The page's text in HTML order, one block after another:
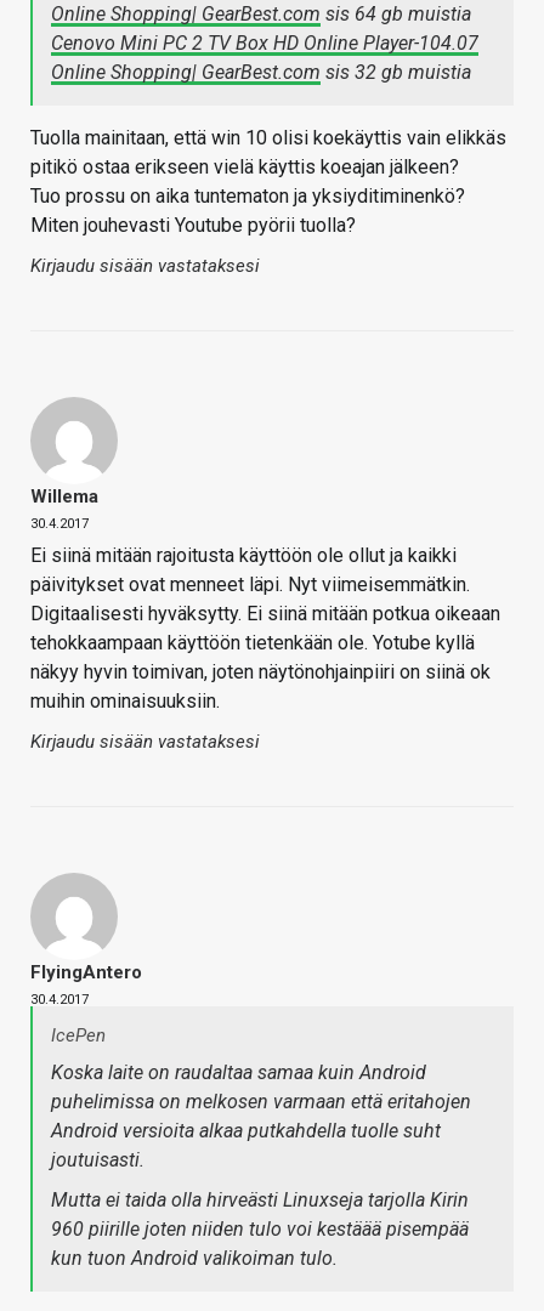
Online Shopping| GearBest.com sis 64 gb muistia
Cenovo Mini PC 2 TV Box HD Online Player-104.07
Online Shopping| GearBest.com sis 32 gb muistia
Tuolla mainitaan, että win 10 olisi koekäyttis vain elikkäs
pitikö ostaa erikseen vielä käyttis koeajan jälkeen?
Tuo prossu on aika tuntematon ja yksiyditiminenkö?
Miten jouhevasti Youtube pyörii tuolla?
Kirjaudu sisään vastataksesi
Willema
30.4.2017
Ei siinä mitään rajoitusta käyttöön ole ollut ja kaikki
päivitykset ovat menneet läpi. Nyt viimeisemmätkin.
Digitaalisesti hyväksytty. Ei siinä mitään potkua oikeaan
tehokkaampaan käyttöön tietenkään ole. Yotube kyllä
näkyy hyvin toimivan, joten näytönohjainpiiri on siinä ok
muihin ominaisuuksiin.
Kirjaudu sisään vastataksesi
FlyingAntero
30.4.2017
IcePen
Koska laite on raudaltaa samaa kuin Android
puhelimissa on melkosen varmaan että eritahojen
Android versioita alkaa putkahdella tuolle suht
joutuisasti.
Mutta ei taida olla hirveästi Linuxseja tarjolla Kirin
960 piirille joten niiden tulo voi kestäää pisempää
kun tuon Android valikoiman tulo.